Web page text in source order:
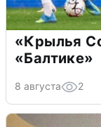
«Крылья
«Балтике»
8 августа 2